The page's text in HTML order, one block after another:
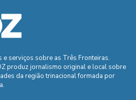
e serviços sobre as Três Fronteiras.
produz jornalismo original e local sobre
da região trinacional formada por